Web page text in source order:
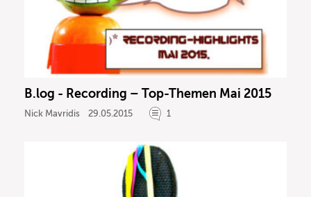
B.log - Recording – Top-Themen Mai 2015
Nick Mavridis 29.05.2015 1